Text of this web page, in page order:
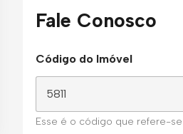
Fale Conosco
Código do Imóvel
Esse é o código que refere-